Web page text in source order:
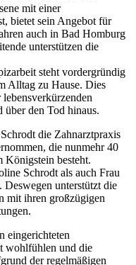
mit einer
bietet sein Angebot für
auch in Bad Homburg
unterstützen die
steht vordergründig
Alltag zu Hause. Dies
den Tod hinaus.
die Zahnarztpraxis
die nunmehr 40
Königstein besteht.
Schrodt als auch Frau
unterstützt die
mit ihren großzügigen
eingerichteten
wohlfühlen und die
der regelmäßigen